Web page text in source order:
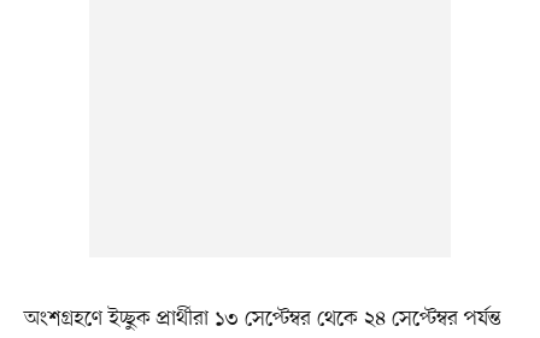
অংশগ্রহণে ইচ্ছুক প্রার্থীরা ১৩ সেপ্টেম্বর থেকে ২৪ সেপ্টেম্বর পর্যন্ত